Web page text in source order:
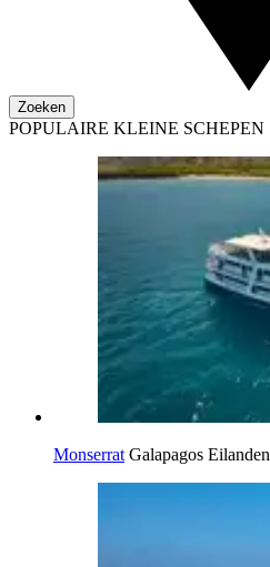
Zoeken
POPULAIRE KLEINE SCHEPEN
Monserrat Galapagos Eilanden